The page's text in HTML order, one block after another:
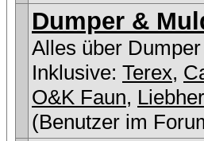
Dumper &
Alles über
Inklusive: Terex,
O&K Faun,
(Benutzer im